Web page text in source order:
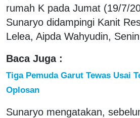
rumah K pada Jumat (19/7/
Sunaryo didampingi Kanit
Lelea, Aipda Wahyudin,
Baca Juga :
Tiga Pemuda Garut Tewas Usai
Oplosan
Sunaryo mengatakan,